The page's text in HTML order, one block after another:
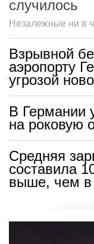
случилось
Незалежные ни в
Взрывной
аэропорту
угрозой
В Германии
на роковую
Средняя
составила
выше, чем в